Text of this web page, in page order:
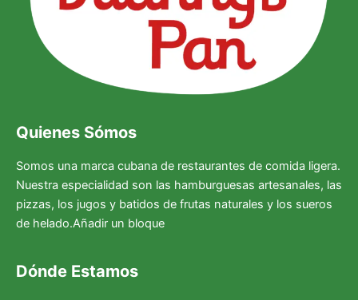
Quienes Sómos
Somos una marca cubana de restaurantes de comida ligera.
Nuestra especialidad son las hamburguesas artesanales, las
pizzas, los jugos y batidos de frutas naturales y los sueros
de helado.Añadir un bloque
Dónde Estamos